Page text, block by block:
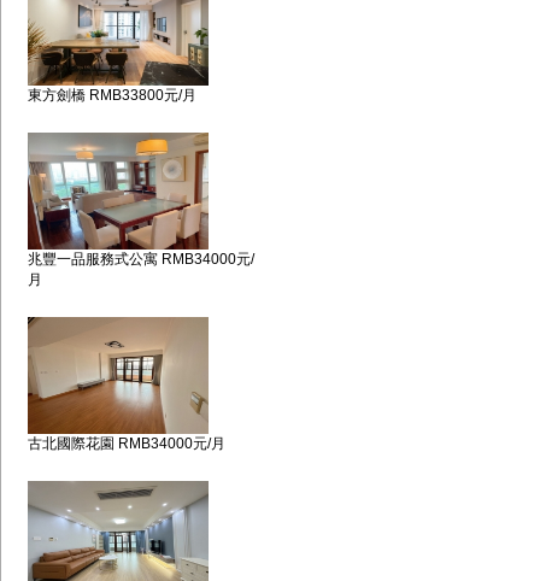
東方劍橋 RMB33800元/月
兆豐一品服務式公寓 RMB34000元/
月
古北國際花園 RMB34000元/月